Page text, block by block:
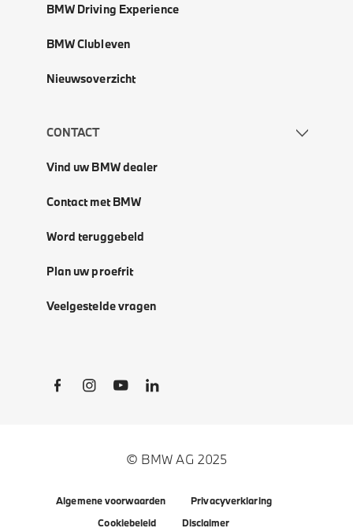
BMW Driving Experience
BMW Clubleven
Nieuwsoverzicht
CONTACT
Vind uw BMW dealer
Contact met BMW
Word teruggebeld
Plan uw proefrit
Veelgestelde vragen
Social Links
© BMW AG 2025
Algemene voorwaarden
Privacyverklaring
Cookiebeleid
Disclaimer